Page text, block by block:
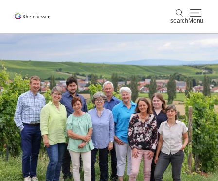
search Menu
search
sports & nature
culture & cities
events
booking & service
ShopRheinhessen-Blog map